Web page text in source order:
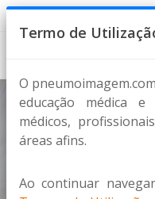
Termo de
O
educação médica e
médicos,
áreas afins.
Ao continuar